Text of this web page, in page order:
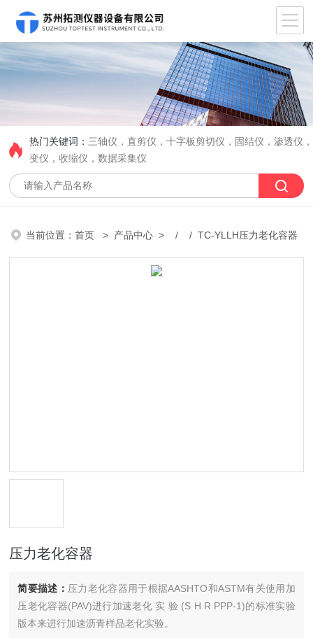
热门关键词： 三轴仪，直剪仪，十字板剪切仪，固结仪，渗透仪
变仪，收缩仪，数据采集仪
当前位置：首页 > 产品中心 > / / TC-YLLH压力老化容器
压力老化容器
简要描述： 压力老化容器用于根据AASHTO和ASTM有关使用加
压老化容器(PAV)进行加速老化 实 验 (S H R PPP-1)的标准实验
版本来进行加速沥青样品老化实验。